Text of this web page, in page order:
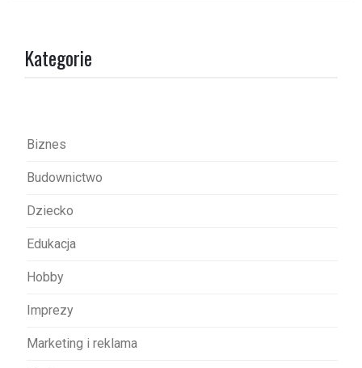
Kategorie
Biznes
Budownictwo
Dziecko
Edukacja
Hobby
Imprezy
Marketing i reklama